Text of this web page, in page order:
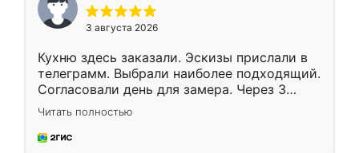
3 августа 2026
Кухню здесь заказали. Эскизы прислали в
телеграмм. Выбрали наиболее подходящий.
Согласовали день для замера. Через 3
недели кухня была уже готова. Остались
довольны работой. Спасибо Ренессанс
мебель за качественную работу!
Читать полностью